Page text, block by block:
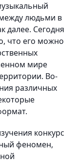
между людьми в
далее. Сегодня
что его можно
мире
Во-
различных
конкурс
феномен,